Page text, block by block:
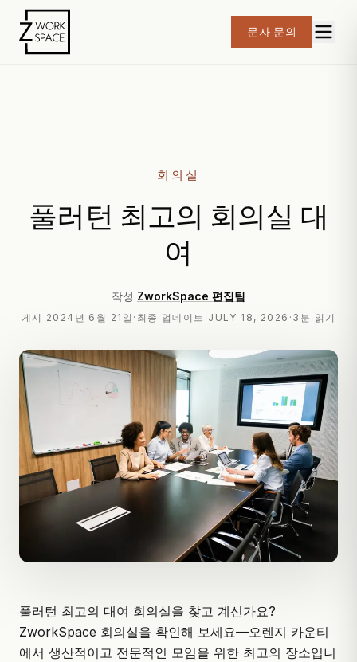
문자 문의
회의실
풀러턴 최고의 회의실 대
여
작성 ZworkSpace 편집팀
게시 2024년 6월 21일 · 최종 업데이트 JULY 18, 2026 · 3분 읽기
풀러턴 최고의 대여 회의실을 찾고 계신가요?
ZworkSpace 회의실을 확인해 보세요—오렌지 카운티
에서 생산적이고 전문적인 모임을 위한 최고의 장소입니